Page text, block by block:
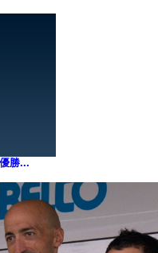
勝...